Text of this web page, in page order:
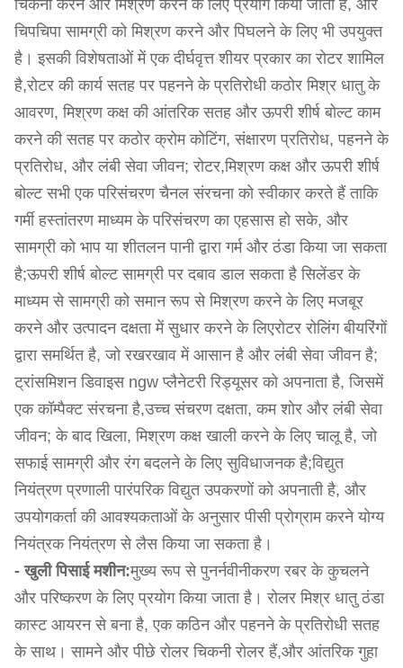
चिकना करने और मिश्रण करने के लिए प्रयोग किया जाता है, और
चिपचिपा सामग्री को मिश्रण करने और पिघलने के लिए भी उपयुक्त
है। इसकी विशेषताओं में एक दीर्घवृत्त शीयर प्रकार का रोटर शामिल
है,रोटर की कार्य सतह पर पहनने के प्रतिरोधी कठोर मिश्र धातु के
आवरण, मिश्रण कक्ष की आंतरिक सतह और ऊपरी शीर्ष बोल्ट काम
करने की सतह पर कठोर क्रोम कोटिंग, संक्षारण प्रतिरोध, पहनने के
प्रतिरोध, और लंबी सेवा जीवन; रोटर,मिश्रण कक्ष और ऊपरी शीर्ष
बोल्ट सभी एक परिसंचरण चैनल संरचना को स्वीकार करते हैं ताकि
गर्मी हस्तांतरण माध्यम के परिसंचरण का एहसास हो सके, और
सामग्री को भाप या शीतलन पानी द्वारा गर्म और ठंडा किया जा सकता
है;ऊपरी शीर्ष बोल्ट सामग्री पर दबाव डाल सकता है सिलेंडर के
माध्यम से सामग्री को समान रूप से मिश्रण करने के लिए मजबूर
करने और उत्पादन दक्षता में सुधार करने के लिएरोटर रोलिंग बीयरिंगों
द्वारा समर्थित है, जो रखरखाव में आसान है और लंबी सेवा जीवन है;
ट्रांसमिशन डिवाइस ngw प्लैनेटरी रिड्यूसर को अपनाता है, जिसमें
एक कॉम्पैक्ट संरचना है,उच्च संचरण दक्षता, कम शोर और लंबी सेवा
जीवन; के बाद खिला, मिश्रण कक्ष खाली करने के लिए चालू है, जो
सफाई सामग्री और रंग बदलने के लिए सुविधाजनक है;विद्युत
नियंत्रण प्रणाली पारंपरिक विद्युत उपकरणों को अपनाती है, और
उपयोगकर्ता की आवश्यकताओं के अनुसार पीसी प्रोग्राम करने योग्य
नियंत्रक नियंत्रण से लैस किया जा सकता है।
- खुली पिसाई मशीन:मुख्य रूप से पुनर्नवीनीकरण रबर के कुचलने
और परिष्करण के लिए प्रयोग किया जाता है। रोलर मिश्र धातु ठंडा
कास्ट आयरन से बना है, एक कठिन और पहनने के प्रतिरोधी सतह
के साथ। सामने और पीछे रोलर चिकनी रोलर हैं,और आंतरिक गुहा